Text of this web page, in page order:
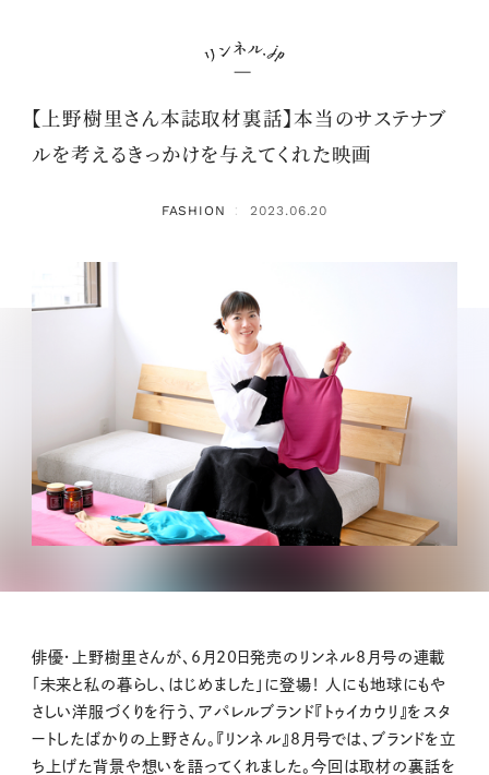
【上野樹里さん本誌取材裏話】本当のサステナブ
ルを考えるきっかけを与えてくれた映画
FASHION ： 2023.06.20
俳優・上野樹里さんが、6月20日発売のリンネル8月号の連載
「未来と私の暮らし、はじめました」に登場！ 人にも地球にもや
さしい洋服づくりを行う、アパレルブランド『トゥイカウリ』をスタ
ートしたばかりの上野さん。『リンネル』8月号では、ブランドを立
ち上げた背景や想いを語ってくれました。今回は取材の裏話を